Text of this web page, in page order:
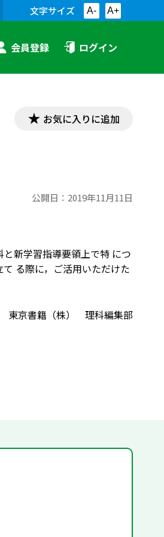
文字サイズ A- A+
会員登録 ログイン
お気に入りに追加
公開日： 2019年11月11日
新学習指導要領上で特 につ
る際に，ご活用いただけた
東京書籍（株） 理科編集部